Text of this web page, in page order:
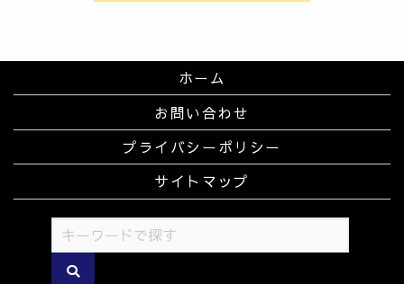
ホーム
お問い合わせ
プライバシーポリシー
サイトマップ